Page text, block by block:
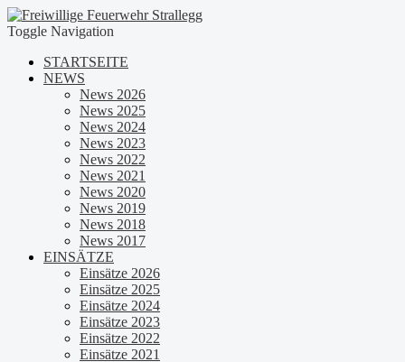
Toggle Navigation
STARTSEITE
NEWS
News 2026
News 2025
News 2024
News 2023
News 2022
News 2021
News 2020
News 2019
News 2018
News 2017
EINSÄTZE
Einsätze 2026
Einsätze 2025
Einsätze 2024
Einsätze 2023
Einsätze 2022
Einsätze 2021